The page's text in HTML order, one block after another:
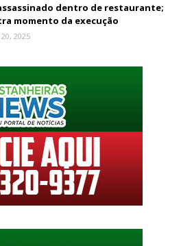
dentro de restaurante;
momento da execução
2025